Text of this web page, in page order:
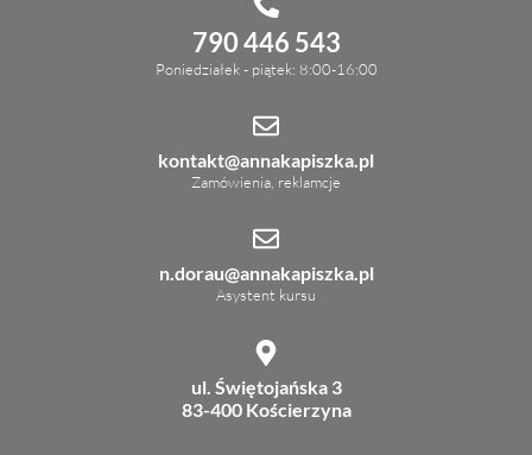
790 446 543
Poniedziałek - piątek: 8:00-16:00
kontakt@annakapiszka.pl
Zamówienia, reklamcje
n.dorau@annakapiszka.pl
Asystent kursu
ul. Świętojańska 3
83-400 Kościerzyna